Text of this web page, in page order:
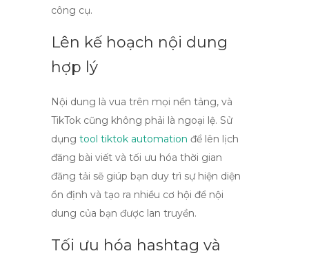
công cụ.
Lên kế hoạch nội dung
hợp lý
Nội dung là vua trên mọi nền tảng, và
TikTok cũng không phải là ngoại lệ. Sử
dụng tool tiktok automation để lên lịch
đăng bài viết và tối ưu hóa thời gian
đăng tải sẽ giúp bạn duy trì sự hiện diện
ổn định và tạo ra nhiều cơ hội để nội
dung của bạn được lan truyền.
Tối ưu hóa hashtag và